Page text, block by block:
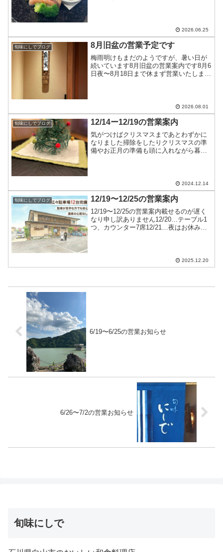
2026.06.25
旬味にしでブログ 8月旧盆の営業予定です
梅雨明けもまだのようですが、暑い日が
続いています8月旧盆の営業案内です8月6
日夜〜8月18日まで休まず営業いたします
2026.08.01
旬味にしでブログ 12/14ー12/19の営業案内
気がつけばクリスマスまであとわずかに
なりました掃除をしたりクリスマスの準
備やお正月の準備も頭に入れながら暮ら
2024.12.14
旬味にしでブログ 12/19〜12/25の営業案内
12/19〜12/25の営業案内載せるのが遅く
なり申し訳ありません12/20…テーブル1
つ、カウンター7席12/21…夜はお休み
2025.12.20
6/19〜6/25の営業お知らせ
6/26〜7/2の営業お知らせ
旬味にしで